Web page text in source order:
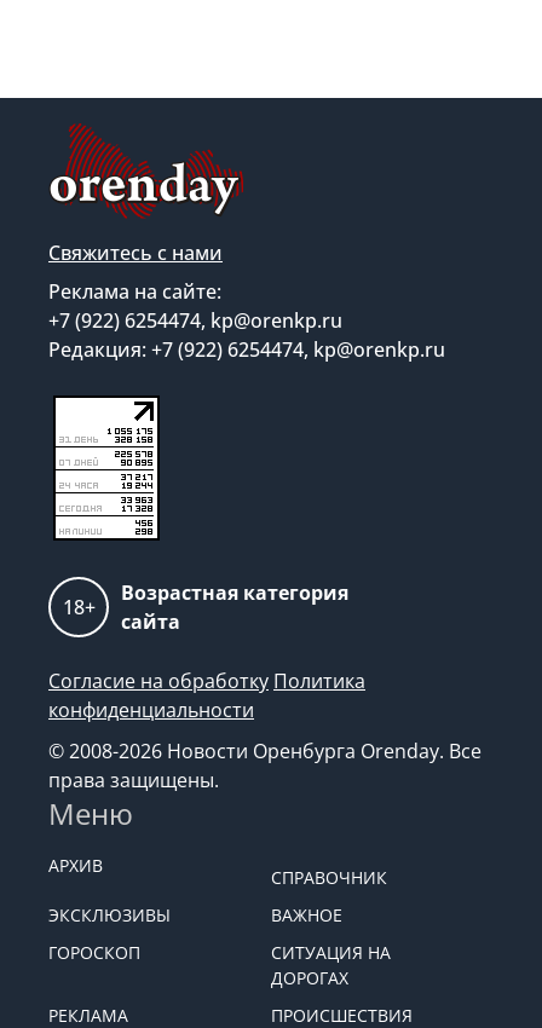
Свяжитесь с нами
Реклама на сайте:
+7 (922) 6254474, kp@orenkp.ru
Редакция: +7 (922) 6254474, kp@orenkp.ru
18+
Возрастная категория
сайта
Согласие на обработку Политика
конфиденциальности
© 2008-2026 Новости Оренбурга Orenday. Все
права защищены.
Меню
АРХИВ
СПРАВОЧНИК
ЭКСКЛЮЗИВЫ
ВАЖНОЕ
ГОРОСКОП
СИТУАЦИЯ НА
ДОРОГАХ
РЕКЛАМА
ПРОИСШЕСТВИЯ